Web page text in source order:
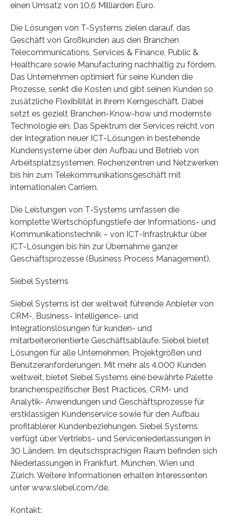
einen Umsatz von 10,6 Milliarden Euro.
Die Lösungen von T-Systems zielen darauf, das
Geschäft von Großkunden aus den Branchen
Telecommunications, Services & Finance, Public &
Healthcare sowie Manufacturing nachhaltig zu fördern.
Das Unternehmen optimiert für seine Kunden die
Prozesse, senkt die Kosten und gibt seinen Kunden so
zusätzliche Flexibilität in ihrem Kerngeschäft. Dabei
setzt es gezielt Branchen-Know-how und modernste
Technologie ein. Das Spektrum der Services reicht von
der Integration neuer ICT-Lösungen in bestehende
Kundensysteme über den Aufbau und Betrieb von
Arbeitsplatzsystemen, Rechenzentren und Netzwerken
bis hin zum Telekommunikationsgeschäft mit
internationalen Carriern.
Die Leistungen von T-Systems umfassen die
komplette Wertschöpfungstiefe der Informations- und
Kommunikationstechnik – von ICT-Infrastruktur über
ICT-Lösungen bis hin zur Übernahme ganzer
Geschäftsprozesse (Business Process Management).
Siebel Systems
Siebel Systems ist der weltweit führende Anbieter von
CRM-, Business- Intelligence- und
Integrationslösungen für kunden- und
mitarbeiterorientierte Geschäftsabläufe. Siebel bietet
Lösungen für alle Unternehmen, Projektgrößen und
Benutzeranforderungen. Mit mehr als 4.000 Kunden
weltweit, bietet Siebel Systems eine bewährte Palette
branchenspezifischer Best Practices, CRM- und
Analytik- Anwendungen und Geschäftsprozesse für
erstklassigen Kundenservice sowie für den Aufbau
profitablerer Kundenbeziehungen. Siebel Systems
verfügt über Vertriebs- und Serviceniederlassungen in
30 Ländern. Im deutschsprachigen Raum befinden sich
Niederlassungen in Frankfurt, München, Wien und
Zürich. Weitere Informationen erhalten Interessenten
unter www.siebel.com/de.
Kontakt: